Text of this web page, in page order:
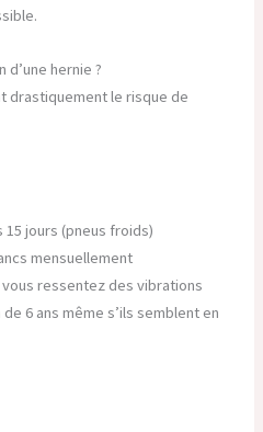
d’une hernie ?
drastiquement le risque de
jours (pneus froids)
mensuellement
ressentez des vibrations
6 ans même s’ils semblent en